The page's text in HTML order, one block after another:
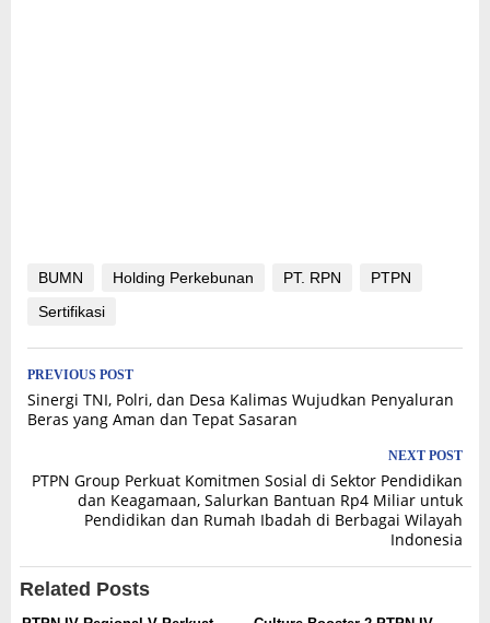
BUMN Holding Perkebunan PT. RPN
PTPN
Sertifikasi
Post
navigation
PREVIOUS POST
Sinergi TNI, Polri, dan Desa Kalimas Wujudkan Penyaluran
Beras yang Aman dan Tepat Sasaran
NEXT POST
PTPN Group Perkuat Komitmen Sosial di Sektor Pendidikan
dan Keagamaan, Salurkan Bantuan Rp4 Miliar untuk
Pendidikan dan Rumah Ibadah di Berbagai Wilayah
Indonesia
Related Posts